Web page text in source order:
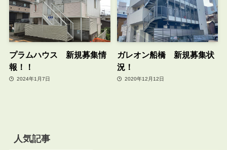
プラムハウス 新規募集情
報！！
2024年1月7日
ガレオン船橋 新規募集状
況！
2020年12月12日
人気記事